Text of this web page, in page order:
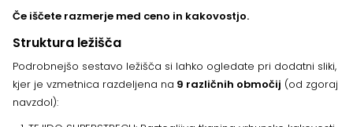
Če iščete razmerje med ceno in kakovostjo.
Struktura ležišča
Podrobnejšo sestavo ležišča si lahko ogledate pri dodatni sliki,
kjer je vzmetnica razdeljena na 9 različnih območij (od zgoraj
navzdol):